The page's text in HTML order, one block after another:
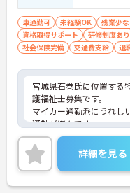
車通勤可 未経験OK 残業少
資格取得サポート
研修制度あり
社会保険完備
交通費支給 退
宮城県石巻氏に位置する
護福祉士募集です。
マイカー通勤派にうれし
通勤が楽々です。
また、月平均残業は5時
時間も大切にすることが
ご興味のある方には、面
に詳細をお話いたします
さい。
詳細を見る